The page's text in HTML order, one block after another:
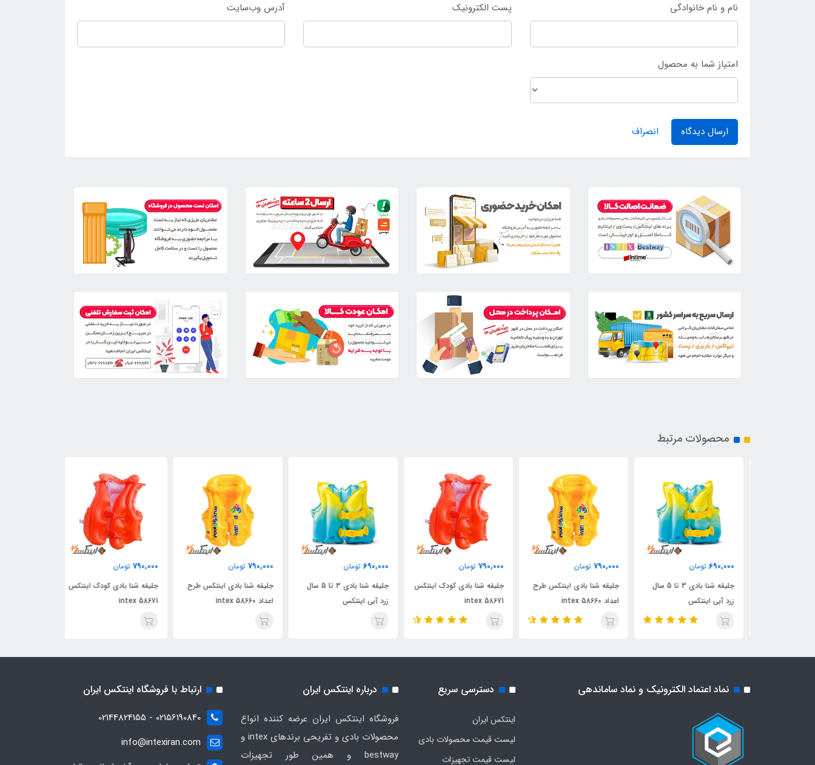
نام و نام خانوادگی پست الکترونیک آدرس وب‌سایت
امتیاز شما به محصول
ارسال دیدگاه انصراف
محصولات مرتبط
690,000 تومان
جلیقه شنا بادی 3 تا 5 سال
زرد آبی اینتکس
790,000 تومان
جلیقه شنا بادی اینتکس طرح
اعداد intex 58660
790,000 تومان
جلیقه شنا بادی کودک اینتکس
intex 58671
690,000 تومان
جلیقه شنا بادی 3 تا 5 سال
زرد آبی اینتکس
790,000 تومان
جلیقه شنا بادی اینتکس طرح
اعداد intex 58660
790,000 تومان
جلیقه شنا بادی کودک اینتکس
intex 58671
نماد اعتماد الکترونیک و نماد ساماندهی دسترسی سریع
اینتکس ایران
لیست قیمت محصولات بادی
لیست قیمت تجهیزات
درباره اینتکس ایران
فروشگاه اینتکس ایران عرضه کننده انواع
محصولات بادی و تفریحی برندهای intex و
bestway و همین طور تجهیزات
ارتباط با فروشگاه اینتکس ایران
02156190840 - 02144824155
info@intexiran.com